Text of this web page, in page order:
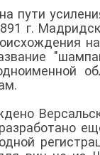
пути
г.